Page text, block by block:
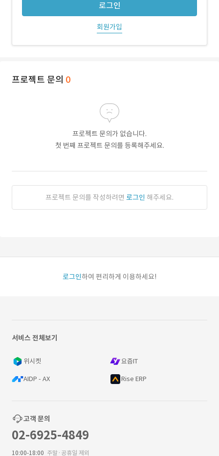
로그인
회원가입
프로젝트 문의 0
프로젝트 문의가 없습니다.
첫 번째 프로젝트 문의를 등록해주세요.
프로젝트 문의를 작성하려면 로그인 해주세요.
로그인하여 편리하게 이용하세요!
서비스 전체보기
위시켓 요즘IT
AIDP - AX Rise ERP
고객 문의
02-6925-4849
10:00-18:00 주말·공휴일 제외